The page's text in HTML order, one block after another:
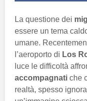
La questione dei
essere un tema
umane.
l’aeroporto di Los
luce le difficoltà
accompagnati che
realtà, spesso